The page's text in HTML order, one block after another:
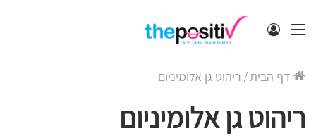
תפריט התחבר
דף הבית/ ריהוט גן אלומיניום
ריהוט גן אלומיניום